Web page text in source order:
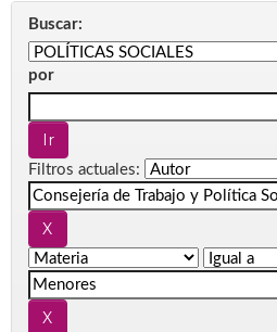
Buscar:
por
Filtros actuales: